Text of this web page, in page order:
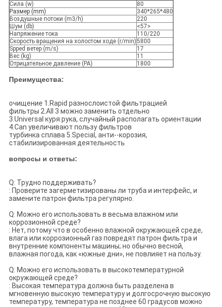
Сила (w)
80
Размер (mm)
340*265*480
Воздушные потоки (m3/h)
220
Шум (db)
<57>
Напряжение тока
110/220
Скорость вращения на холостом ходе (r/min)5800
Spped ветер (m/s)
17
Вес (kg)
11
Отрицательное давление (PA)
1800
Преимущества:
очищение 1.Rapid разнослоистой фильтрацией
фильтры 2.All 3 можно заменить отдельно
3.Universal куря рука, случайный располагать ориентации
4.Can увеличивают пользу фильтров
турбинка сплава 5.Special, анти--корозия,
стабилизированная деятельность
вопросы и ответы:
Q: Трудно поддерживать?
: Проверите загерметизированы ли труба и интерфейс, и
замените патрон фильтра регулярно.
Q: Можно его использовать в весьма влажном или
коррозионной среде?
: Нет, потому что в особенно влажной окружающей среде,
влага или коррозионный газ повредят патрон фильтра и
внутренние компоненты машины; но обычно весной,
влажная погода, как «южные дни», не повлияет на пользу.
Q: Можно его использовать в высокотемпературной
окружающей среде?
: Высокая температура должна быть разделена в
мгновенную высокую температуру и долгосрочную высокую
температуру, температура не позднее 60 градусов можно